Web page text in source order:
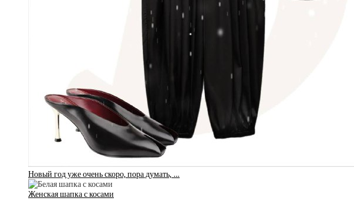
Новый год уже очень скоро, пора думать, …
Женская шапка с косами